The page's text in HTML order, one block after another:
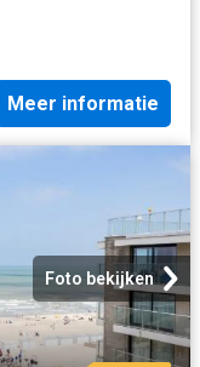
Meer informatie
Foto bekijken